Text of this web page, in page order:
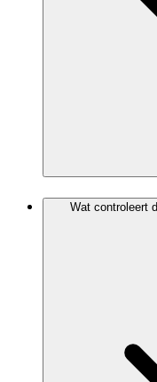
Wat controleert